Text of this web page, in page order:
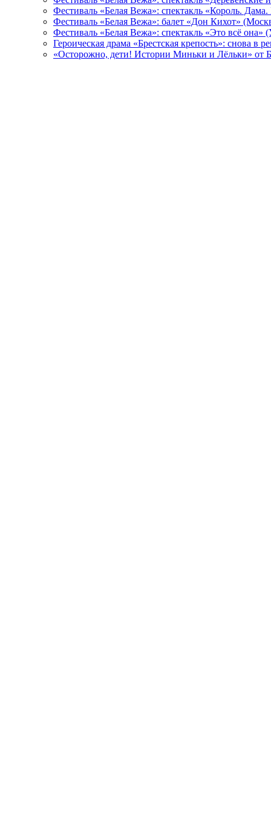
Фестиваль «Белая Вежа»: спектакль «Король.
Фестиваль «Белая Вежа»: балет «Дон Кихот»
Фестиваль «Белая Вежа»: спектакль «Это всё
Героическая драма «Брестская крепость»: снова в
«Осторожно, дети! Истории Миньки и Лёльки» от